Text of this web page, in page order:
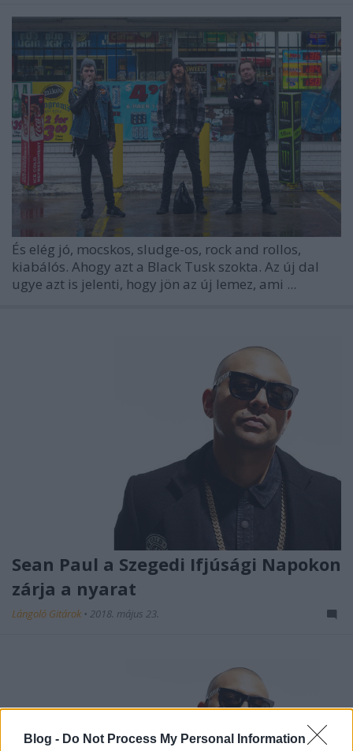
Blog - Do Not Process My Personal Information
És elég jó, mocskos, sludge-os, rock and rollos,
kiabálós. Ahogy azt a Black Tusk szokta. Az új dal
ugye azt is jelenti, hogy jön az új lemez, ami ...
Sean Paul a Szegedi Ifjúsági Napokon
zárja a nyarat
Lángoló Gitárok • 2018. május 23.